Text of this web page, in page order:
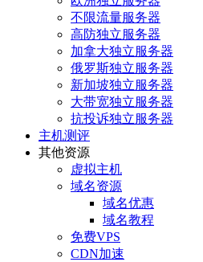
不限流量服务器
高防独立服务器
加拿大独立服务器
俄罗斯独立服务器
新加坡独立服务器
大带宽独立服务器
抗投诉独立服务器
主机测评
其他资源
虚拟主机
域名资源
域名优惠
域名教程
免费VPS
CDN加速